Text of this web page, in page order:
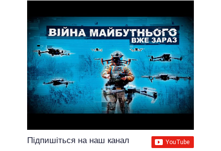
Підпишіться на наш канал